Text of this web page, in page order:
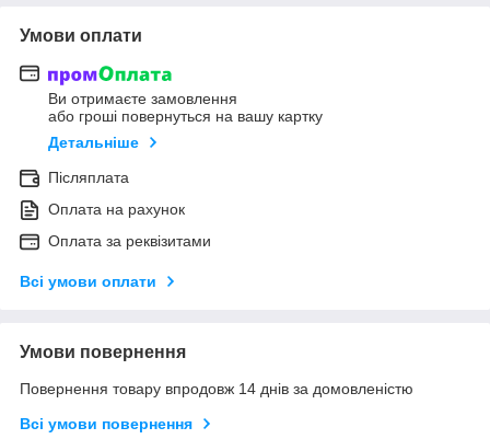
Умови оплати
Ви отримаєте замовлення
або гроші повернуться на вашу картку
Детальніше
Післяплата
Оплата на рахунок
Оплата за реквізитами
Всі умови оплати
Умови повернення
Повернення товару впродовж 14 днів за домовленістю
Всі умови повернення